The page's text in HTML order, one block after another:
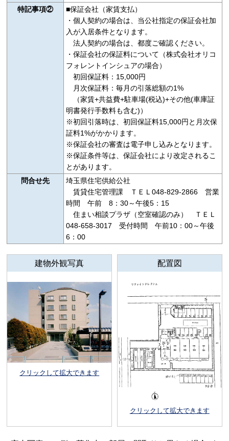
特記事項②
■保証会社（家賃支払）
・個人契約の場合は、当公社指定の保証会社加
入が入居条件となります。
法人契約の場合は、都度ご確認ください。
・保証会社の保証料について（株式会社オリコ
フォレントインシュアの場合）
初回保証料：15,000円
月次保証料：毎月の引落総額の1%
（家賃+共益費+駐車場(税込)+その他(車庫証
明書発行手数料も含む)）
※初回引落時は、初回保証料15,000円と月次保
証料1%がかかります。
※保証会社の審査は電子申し込みとなります。
※保証条件等は、保証会社により改定されるこ
とがあります。
問合せ先
埼玉県住宅供給公社
賃貸住宅管理課 ＴＥＬ048-829-2866 営業
時間 午前 8：30～午後5：15
住まい相談プラザ（空室確認のみ） ＴＥＬ
048-658-3017 受付時間 午前10：00～午後
6：00
建物外観写真
クリックして拡大できます
配置図
クリックして拡大できます